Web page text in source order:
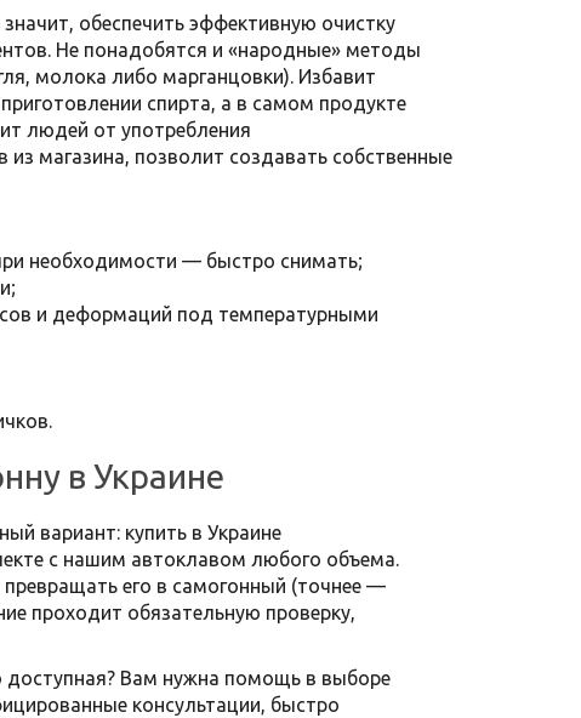
обеспечить эффективную очистку
Не понадобятся и «народные» методы
молока либо марганцовки). Избавит
спирта, а в самом продукте
людей от употребления
магазина, позволит создавать собственные
необходимости — быстро снимать;
и деформаций под температурными
в Украине
вариант: купить в Украине
с нашим автоклавом любого объема.
его в самогонный (точнее —
проходит обязательную проверку,
доступная? Вам нужна помощь в выборе
консультации, быстро